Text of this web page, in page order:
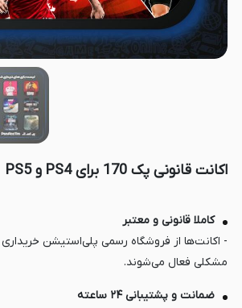
اکانت قانونی پک 170 برای PS4 و PS5
کاملا قانونی و معتبر
- اکانت‌ها از فروشگاه رسمی پلی‌استیشن
مشکلی فعال می‌شوند.
ضمانت و پشتیبانی ۲۴ ساعته